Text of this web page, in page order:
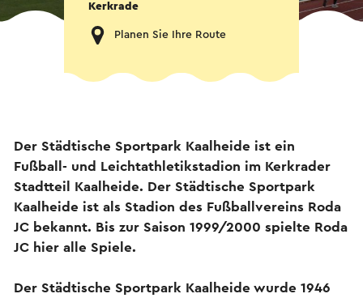
Kerkrade
Planen Sie Ihre Route
Der Städtische Sportpark Kaalheide ist ein
Fußball- und Leichtathletikstadion im Kerkrader
Stadtteil Kaalheide. Der Städtische Sportpark
Kaalheide ist als Stadion des Fußballvereins Roda
JC bekannt. Bis zur Saison 1999/2000 spielte Roda
JC hier alle Spiele.
Der Städtische Sportpark Kaalheide wurde 1946